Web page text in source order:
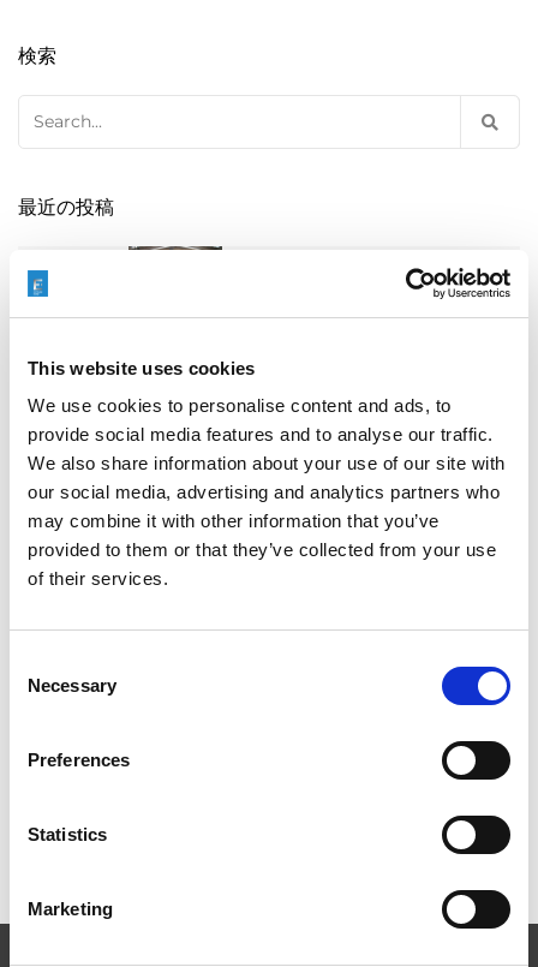
This website uses cookies
We use cookies to personalise content and ads, to
provide social media features and to analyse our traffic.
We also share information about your use of our site with
our social media, advertising and analytics partners who
may combine it with other information that you’ve
provided to them or that they’ve collected from your use
of their services.
Selection
Necessary
Preferences
Statistics
Marketing
検索
for:
最近の投稿
成形の性能をいかに向上させたか
ILA BERLIN 2026：世界の航空宇宙産業がベルリンに集
結
RAPID + TCT 2026：领先的增材制造盛会重返变革中的
ICAM 25：ターボマシンのためのよりシャープなエッジ